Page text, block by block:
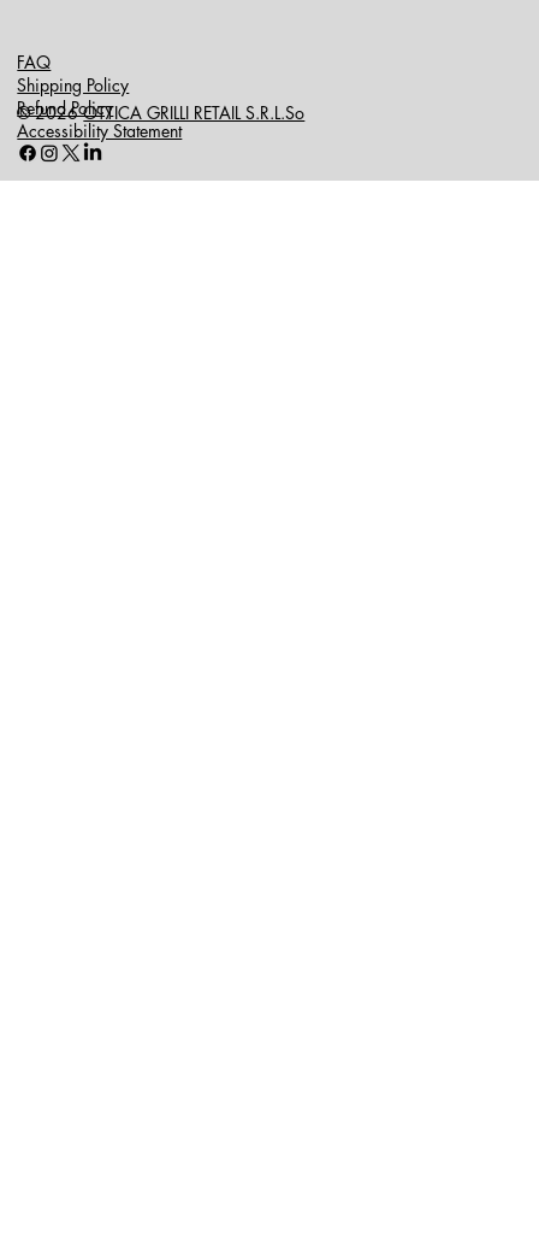
FAQ
Shipping Policy
Refund Policy
Accessibility Statement
© 2026OTTICA GRILLI RETAIL S.R.L.So